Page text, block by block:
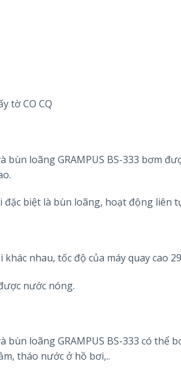
tờ CO CQ
bùn loãng GRAMPUS BS-333 bơm
biệt là bùn loãng, hoạt động liên
nhau, tốc độ của máy quay cao
nước nóng.
bùn loãng GRAMPUS BS-333 có thể
tháo nước ở hồ bơi,..